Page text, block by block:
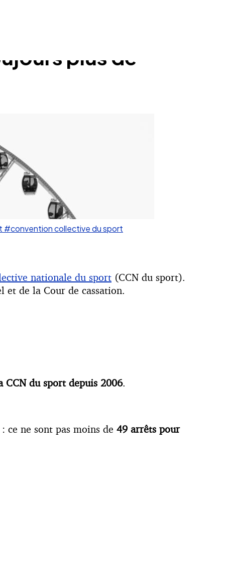
plus de
#convention collective du sport
nationale du sport (CCN du sport).
et de la Cour de cassation.
CCN du sport depuis 2006.
ce ne sont pas moins de 49 arrêts pour